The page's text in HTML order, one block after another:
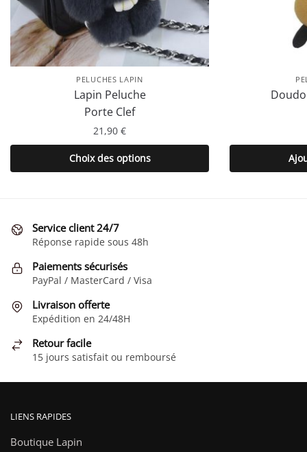
PELUCHES LAPIN
Lapin Peluche
Porte Clef
21,90 €
Choix des options
Ce
produit
variations.
Les
peuvent
être
choisies
sur
page
produit
Service client 24/7
Réponse rapide sous 48h
Paiements sécurisés
PayPal / MasterCard / Visa
Livraison offerte
Expédition en 24/48H
Retour facile
15 jours satisfait ou remboursé
LIENS RAPIDES
Boutique Lapin